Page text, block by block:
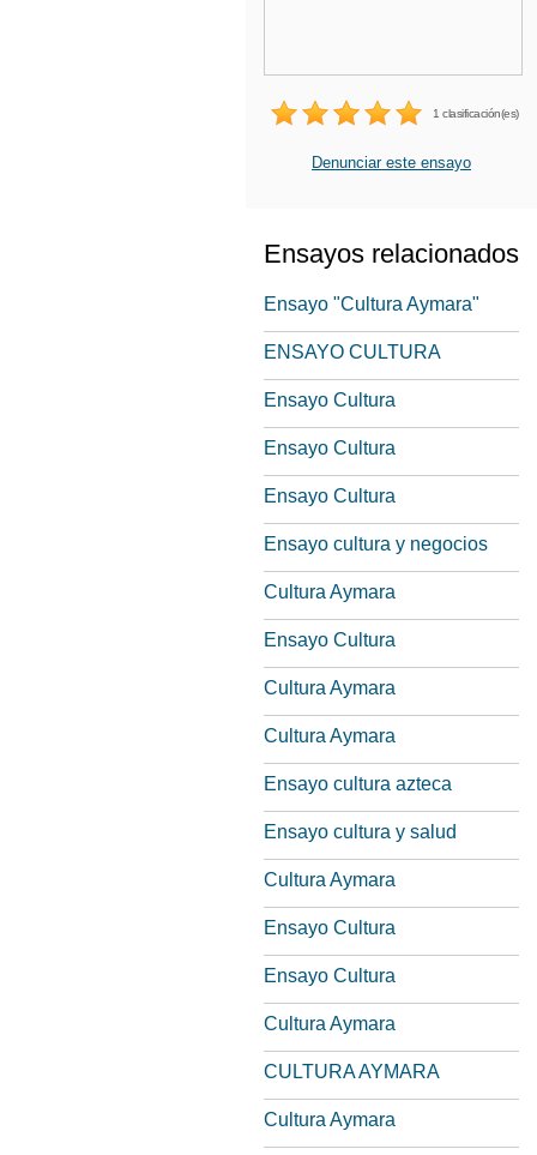
1 clasificación(es)
Denunciar este ensayo
Ensayos relacionados
Ensayo "Cultura Aymara"
ENSAYO CULTURA
Ensayo Cultura
Ensayo Cultura
Ensayo Cultura
Ensayo cultura y negocios
Cultura Aymara
Ensayo Cultura
Cultura Aymara
Cultura Aymara
Ensayo cultura azteca
Ensayo cultura y salud
Cultura Aymara
Ensayo Cultura
Ensayo Cultura
Cultura Aymara
CULTURA AYMARA
Cultura Aymara